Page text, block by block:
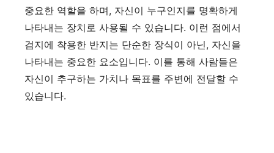
중요한 역할을 하며, 자신이 누구인지를 명확하게
나타내는 장치로 사용될 수 있습니다. 이런 점에서
검지에 착용한 반지는 단순한 장식이 아닌, 자신을
나타내는 중요한 요소입니다. 이를 통해 사람들은
자신이 추구하는 가치나 목표를 주변에 전달할 수
있습니다.